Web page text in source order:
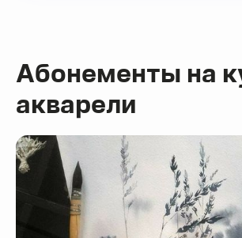
Абонементы на
акварели